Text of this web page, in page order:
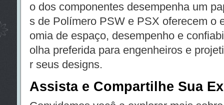
o dos componentes desempenha um
s de Polímero PSW e PSX oferecem o
omia de espaço, desempenho e
olha preferida para engenheiros e
r seus designs.
Assista e Compartilhe Sua